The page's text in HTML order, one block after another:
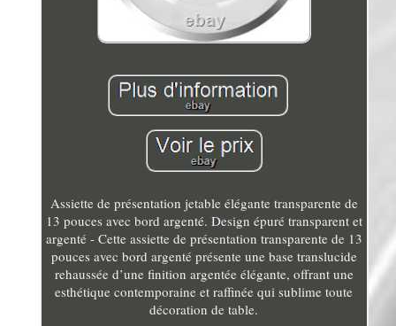
Assiette de présentation jetable élégante transparente de
13 pouces avec bord argenté. Design épuré transparent et
argenté - Cette assiette de présentation transparente de 13
pouces avec bord argenté présente une base translucide
rehaussée d’une finition argentée élégante, offrant une
esthétique contemporaine et raffinée qui sublime toute
décoration de table.